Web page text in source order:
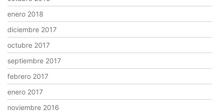
enero 2018
diciembre 2017
octubre 2017
septiembre 2017
febrero 2017
enero 2017
noviembre 2016